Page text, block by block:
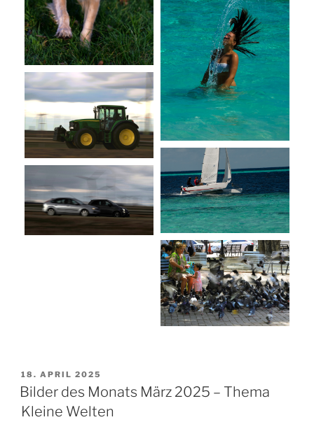
VERÖFFENTLICHT
AM
18. APRIL 2025
Bilder des Monats März 2025 – Thema
Kleine Welten